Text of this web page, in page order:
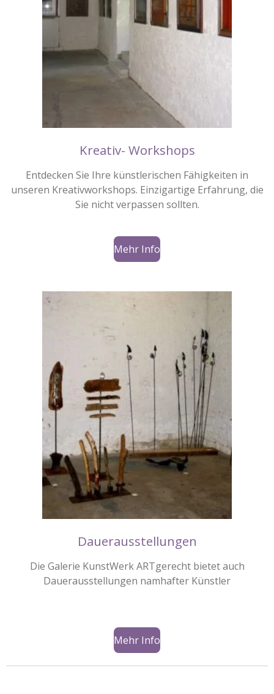
Kreativ- Workshops
Entdecken Sie Ihre künstlerischen Fähigkeiten in
unseren Kreativworkshops. Einzigartige Erfahrung, die
Sie nicht verpassen sollten.
Mehr Info
Dauerausstellungen
Die Galerie KunstWerk ARTgerecht bietet auch
Dauerausstellungen namhafter Künstler
Mehr Info